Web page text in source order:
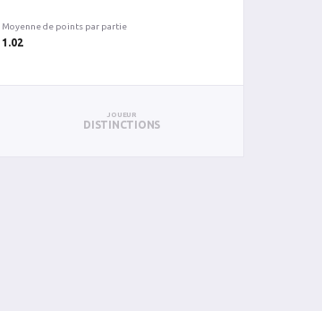
Moyenne de points par partie
1.02
JOUEUR
DISTINCTIONS